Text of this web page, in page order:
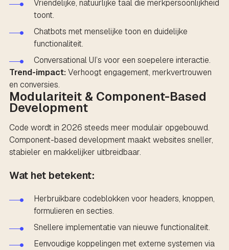
Vriendelijke, natuurlijke taal die merkpersoonlijkheid
toont.
Chatbots met menselijke toon en duidelijke
functionaliteit.
Conversational UI’s voor een soepelere interactie.
Trend-impact:Verhoogt engagement, merkvertrouwen
en conversies.
Modulariteit & Component-Based
Development
Code wordt in 2026 steeds meer modulair opgebouwd.
Component-based development maakt websites sneller,
stabieler en makkelijker uitbreidbaar.
Wat het betekent:
Herbruikbare codeblokken voor headers, knoppen,
formulieren en secties.
Snellere implementatie van nieuwe functionaliteit.
Eenvoudige koppelingen met externe systemen via